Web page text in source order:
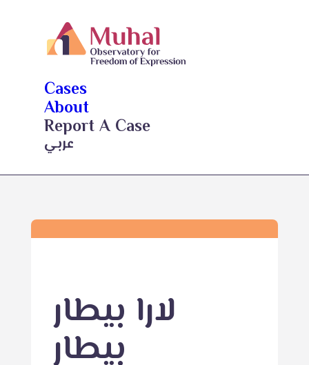
Cases
About
Report A Case
عربي
لارا بيطار
بيطار